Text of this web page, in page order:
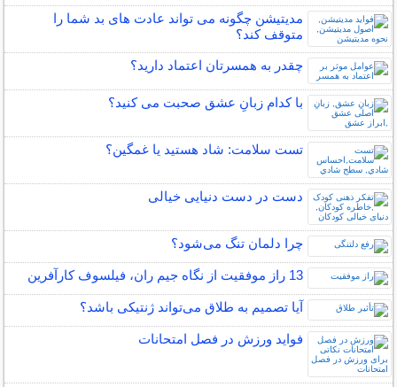
مدیتیشن چگونه می تواند عادت های بد شما را
متوقف کند؟
چقدر به همسرتان اعتماد دارید؟
با کدام زبانِ عشق صحبت می کنید؟
تست سلامت: شاد هستيد يا غمگين؟
دست در دست دنیایی خیالی
چرا دلمان تنگ می‌شود؟
13 راز موفقیت از نگاه جیم ران، فیلسوف کارآفرین
آیا تصمیم به طلاق می‌تواند ژنتیکی باشد؟
فواید ورزش در فصل امتحانات